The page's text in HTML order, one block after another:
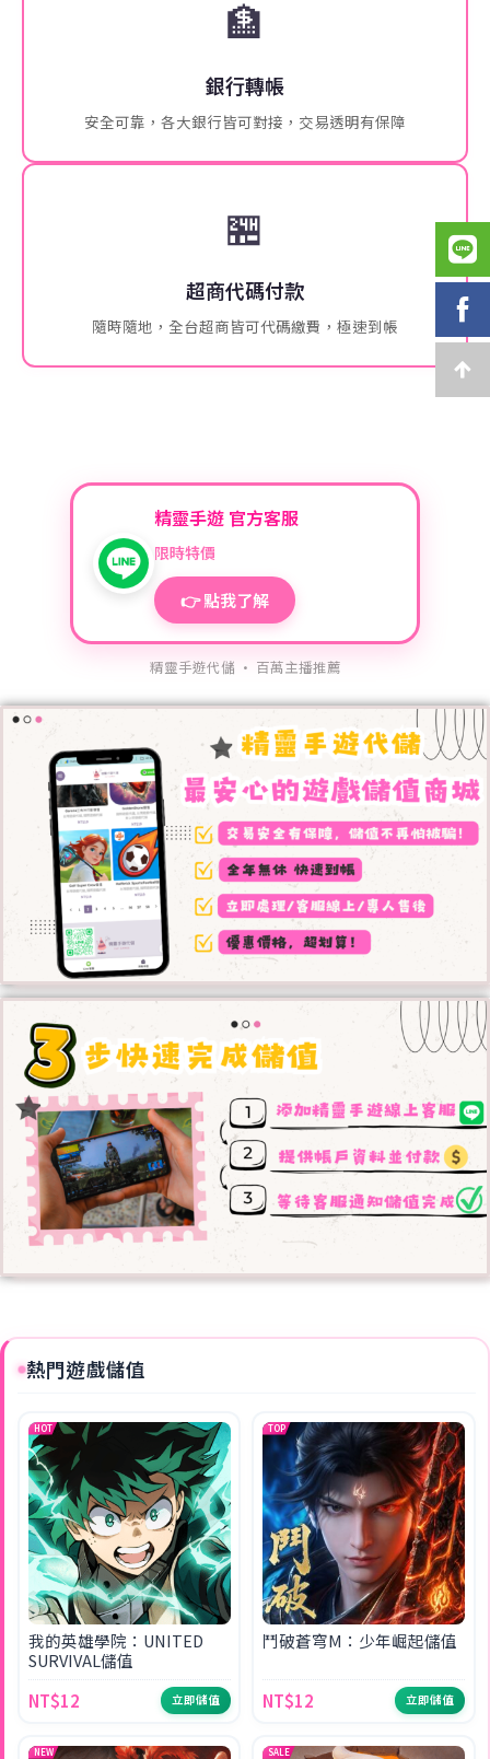
🏦
銀行轉帳
安全可靠，各大銀行皆可對接，交易透明有保障
🏪
超商代碼付款
隨時隨地，全台超商皆可代碼繳費，極速到帳
精靈手遊 官方客服
限時特價
👉 點我了解
精靈手遊代儲 · 百萬主播推薦
熱門遊戲儲值
HOT
我的英雄學院：UNITED
SURVIVAL儲值
NT$12
立即儲值
TOP
鬥破蒼穹M：少年崛起儲值
NT$12 立即儲值
NEW SALE